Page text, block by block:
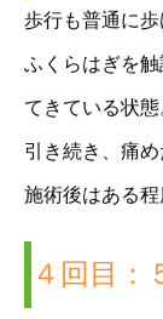
歩行も普通に歩
ふくらはぎを
てきている状態
引き続き、痛
施術後はある程
４回目：